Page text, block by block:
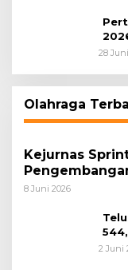
28
Olahraga
Kejurnas
Tengah
8 Juni 2026
2 Juni